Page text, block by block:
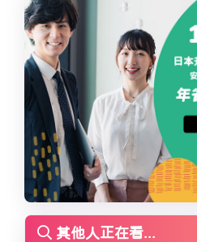
其他人正在看...